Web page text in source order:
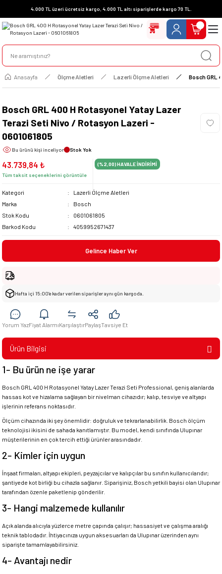
4.000 TL üzeri ücretsiz kargo, 4.000 TL altı siparişlerde kargo 70 TL.
Anasayfa Ölçme Aletleri Lazerli Ölçme Aletleri Bosch GRL
Bosch GRL 400 H Rotasyonel Yatay Lazer
Terazi Seti Nivo / Rotasyon Lazeri -
0601061805
Bu ürünü kişi inceliyor Stok Yok
43.739,84 ₺
Tüm taksit seçeneklerini görüntüle
(%2,00)HAVALE İNDİRİMİ
Kategori
Lazerli Ölçme Aletleri
Marka
Bosch
Stok Kodu
0601061805
Barkod Kodu
4059952671437
Gelince Haber Ver
Hafta içi 15:00’e kadar verilen siparişler aynı gün kargoda.
Yorum YazFiyat AlarmıKarşılaştırPaylaşTavsiye Et
Ürün Bilgisi
1- Bu ürün ne işe yarar
Bosch GRL 400 H Rotasyonel Yatay Lazer Terazi Seti Professional, geniş alanlarda
hassas kot ve hizalama sağlayan bir nivelman cihazıdır; kalıp, tesviye ve altyapı
işlerinin referans noktasıdır.
Ölçüm cihazında iki şey önemlidir: doğruluk ve tekrarlanabilirlik. Bosch ölçüm
teknolojisi ikisini de sahada kanıtlamıştır. Bu model, kendi sınıfında Ulupınar
müşterilerinin en çok tercih ettiği ürünler arasındadır.
2- Kimler için uygun
İnşaat firmaları, altyapı ekipleri, peyzajcılar ve kalıpçılar bu sınıfın kullanıcılarıdır;
şantiyede kot birliği bu cihazla sağlanır. Siparişiniz, Bosch yetkili bayisi olan Ulupınar
tarafından özenle paketlenip gönderilir.
3- Hangi malzemede kullanılır
Açık alanda alıcıyla yüzlerce metre çapında çalışır; hassasiyet ve çalışma aralığı
teknik tablodadır. İhtiyacınıza uygun aksesuarları da Ulupınar üzerinden aynı
siparişte tamamlayabilirsiniz.
4- Avantajı nedir